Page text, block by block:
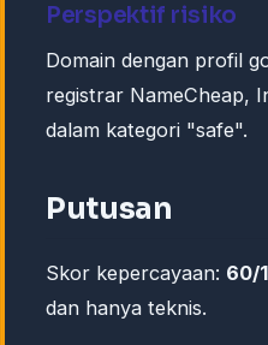
Perspektif risiko
Domain dengan profil
registrar NameCheap,
dalam kategori "safe".
Putusan
Skor kepercayaan: 60/
dan hanya teknis.